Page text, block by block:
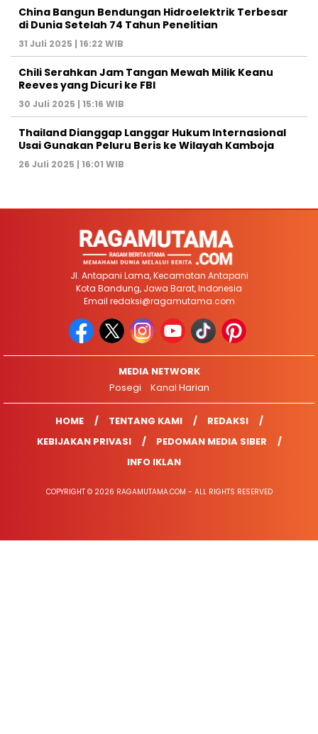
China Bangun Bendungan Hidroelektrik Terbesar
di Dunia Setelah 74 Tahun Penelitian
31 Juli 2025 | 16:22 WIB
Chili Serahkan Jam Tangan Mewah Milik Keanu
Reeves yang Dicuri ke FBI
30 Juli 2025 | 15:16 WIB
Thailand Dianggap Langgar Hukum Internasional
Usai Gunakan Peluru Beris ke Wilayah Kamboja
26 Juli 2025 | 16:01 WIB
Jl. Antapani Lama, Kecamatan Antapani
Kota Bandung, Jawa Barat, Indonesia
Email redaksi@ragamutama.com
MEDIA NETWORK
Posegi
Kanal Harian
HOME TENTANG KAMI
REDAKSI
KEBIJAKAN PRIVASI
PEDOMAN MEDIA SIBER
INFO IKLAN
COPYRIGHT © 2026 RAGAMUTAMA.COM - ALL RIGHTS RESERVED